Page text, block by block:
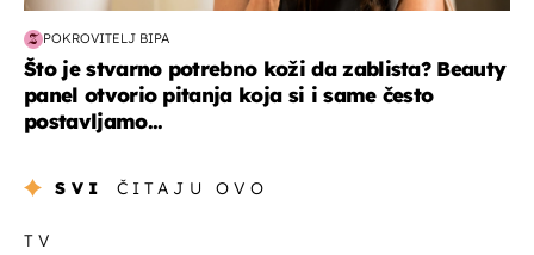
POKROVITELJ BIPA
Što je stvarno potrebno koži da zablista? Beauty
panel otvorio pitanja koja si i same često
postavljamo...
SVI ČITAJU OVO
TV